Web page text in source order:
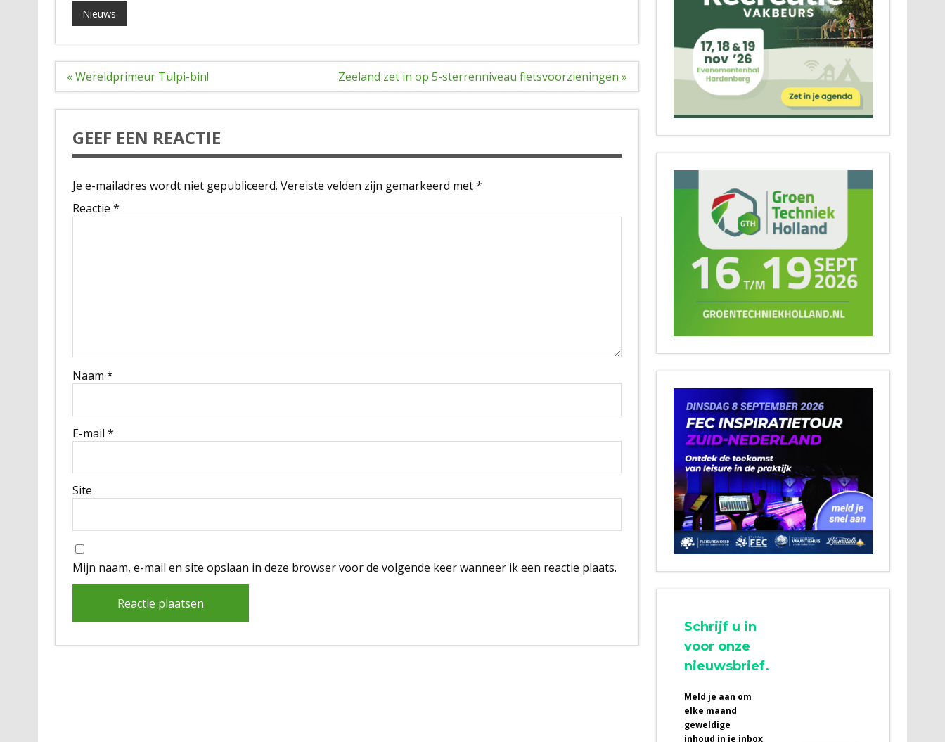
Nieuws
Bericht
navigatie
« Wereldprimeur Tulpi-bin! Zeeland zet in op 5-sterrenniveau fietsvoorzieningen »
GEEF EEN REACTIE
Je e-mailadres wordt niet gepubliceerd. Vereiste velden zijn gemarkeerd met*
Reactie *
Naam *
E-mail *
Site
Mijn naam, e-mail en site opslaan in deze browser voor de volgende keer wanneer ik een reactie plaats.
Alternative:
Schrijf u in
voor onze
nieuwsbrief.
Meld je aan om
elke maand
geweldige
inhoud in je inbox